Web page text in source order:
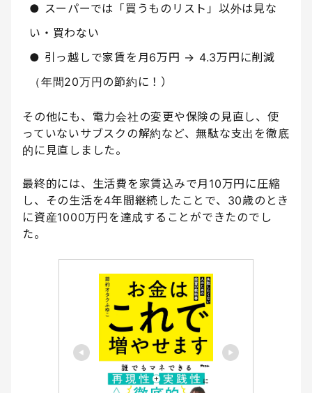
● スーパーでは「買うものリスト」以外は見な
い・買わない
● 引っ越しで家賃を月6万円 → 4.3万円に削減
（年間20万円の節約に！）
その他にも、電力会社の変更や保険の見直し、使
っていないサブスクの解約など、無駄な支出を徹底
的に見直しました。
最終的には、生活費を家賃込みで月10万円に圧縮
し、その生活を4年間継続したことで、30歳のとき
に資産1000万円を達成することができたのでし
た。